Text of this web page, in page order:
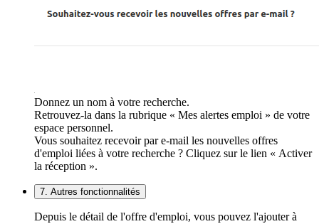
Donnez un nom à votre recherche.
Retrouvez-la dans la rubrique « Mes alertes emploi » de votre
espace personnel.
Vous souhaitez recevoir par e-mail les nouvelles offres
d'emploi liées à votre recherche ? Cliquez sur le lien « Activer
la réception ».
7. Autres fonctionnalités
Depuis le détail de l'offre d'emploi, vous pouvez l'ajouter à